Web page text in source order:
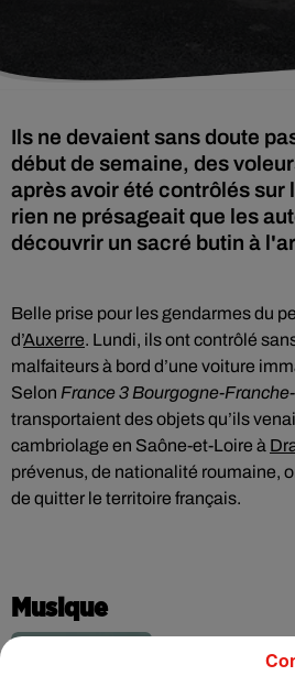
Ils ne devaient sans doute
début de semaine, des
après avoir été contrôlés sur
rien ne présageait que les
découvrir un sacré butin à
Belle prise pour les gendarmes du
d’Auxerre. Lundi, ils ont contrôlé
malfaiteurs à bord d’une voiture
Selon France 3 Bourgogne-
transportaient des objets qu’ils
cambriolage en Saône-et-Loire à
prévenus, de nationalité roumaine,
de quitter le territoire français.
Musique